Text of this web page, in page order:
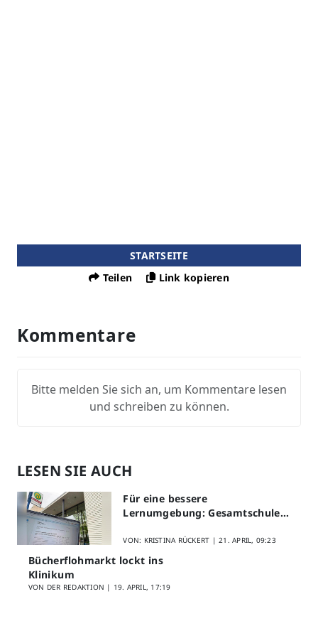
STARTSEITE
Teilen
Link kopieren
Kommentare
Bitte melden Sie sich an, um Kommentare lesen
und schreiben zu können.
LESEN SIE AUCH
Für eine bessere
Lernumgebung: Gesamtschule
Schülerfeedback
VON: KRISTINA RÜCKERT |21. APRIL, 09:23
Bücherflohmarkt lockt ins
Klinikum
VON DER REDAKTION | 19. APRIL, 17:19